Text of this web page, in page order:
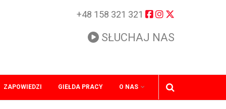
+48 158 321 321
SŁUCHAJ NAS
ZAPOWIEDZI GIEŁDA PRACY O NAS